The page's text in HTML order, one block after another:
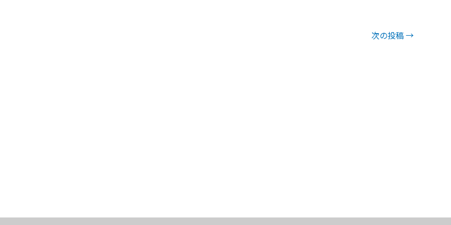
次の投稿→